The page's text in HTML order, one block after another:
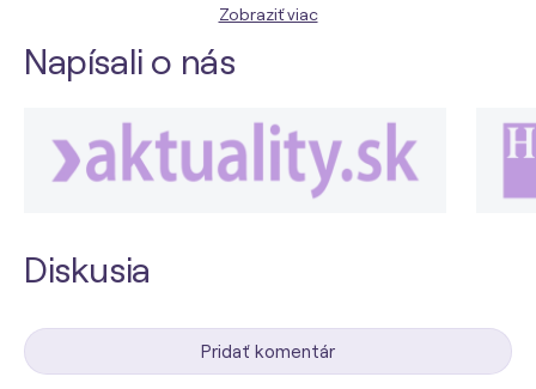
Zobraziť viac
Napísali o nás
Diskusia
Pridať komentár